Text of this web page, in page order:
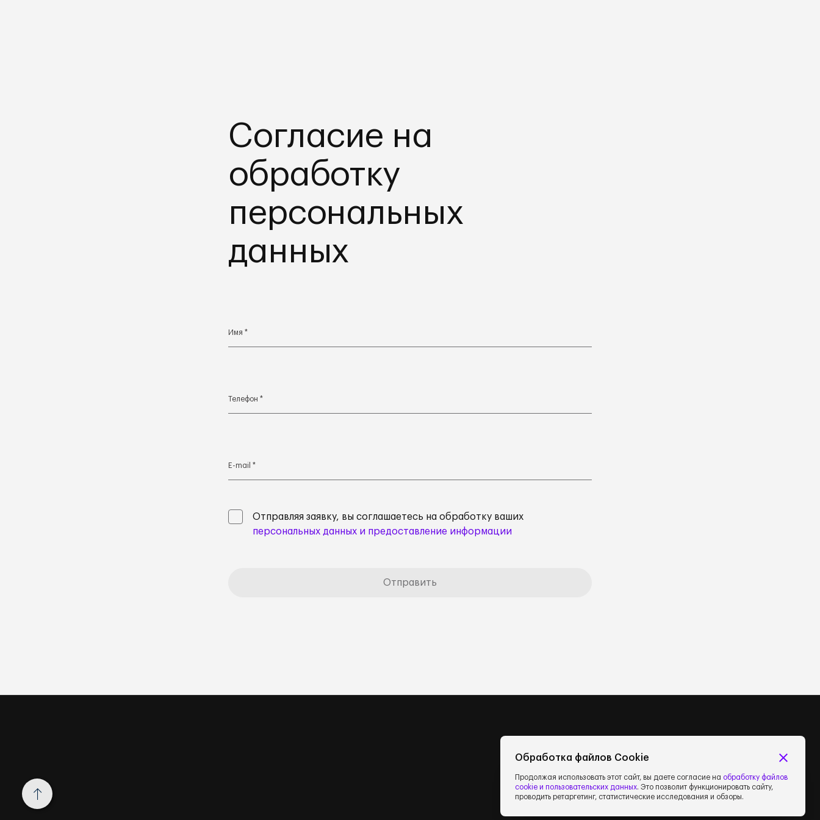
Согласие на
обработку
персональных
данных
Имя *
Телефон *
E-mail *
Отправляя заявку, вы соглашаетесь на обработку ваших
персональных данных и предоставление информации
Отправить
Обработка файлов Cookie
Продолжая использовать этот сайт, вы даете согласие на обработку файлов
cookie и пользовательских данных. Это позволит функционировать сайту,
проводить ретаргетинг, статистические исследования и обзоры.